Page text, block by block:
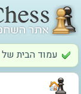
עמוד הבית של